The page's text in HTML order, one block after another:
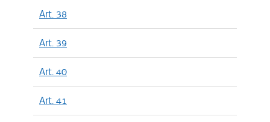
Art. 38
Art. 39
Art. 40
Art. 41